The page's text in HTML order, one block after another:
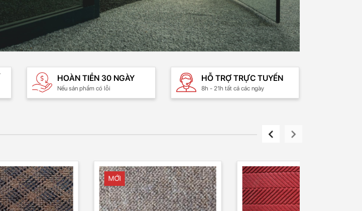
HOÀN TIỀN 30 NGÀY
Nếu sản phẩm có lỗi
HỖ TRỢ TRỰC TUYẾN
8h - 21h tất cả các ngày
MỚI